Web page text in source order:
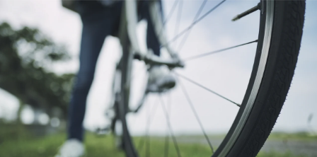
お知らせ
イベント・グッズ
YouTube
会社情報